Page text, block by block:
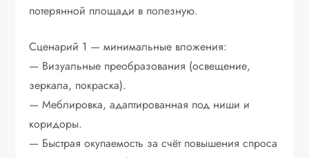
потерянной площади в полезную.
Сценарий 1 — минимальные вложения:
— Визуальные преобразования (освещение,
зеркала, покраска).
— Меблировка, адаптированная под ниши и
коридоры.
— Быстрая окупаемость за счёт повышения спроса